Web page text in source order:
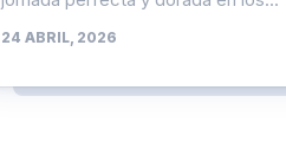
24 ABRIL, 2026